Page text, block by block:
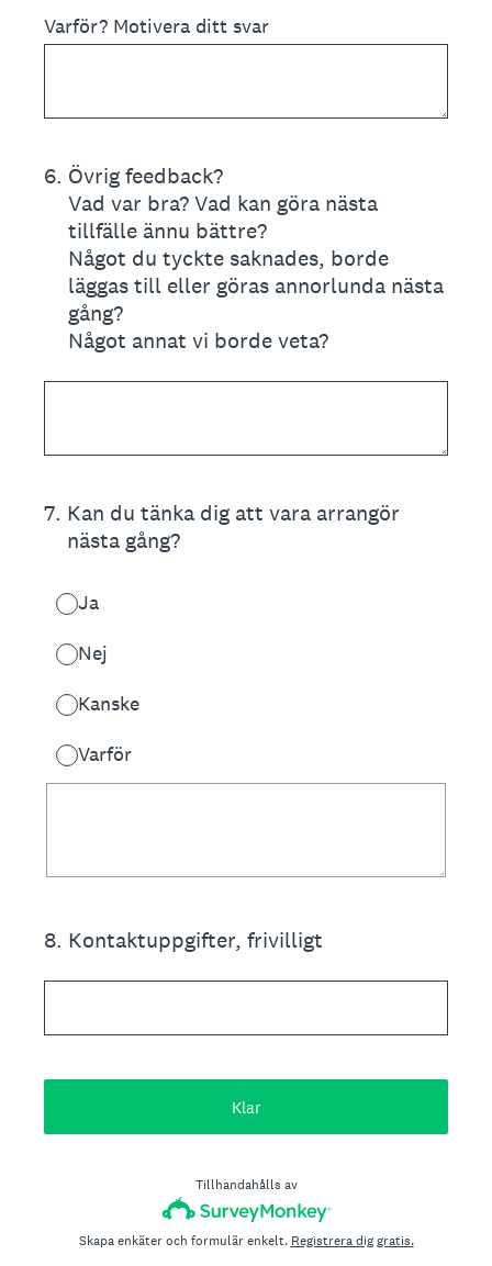
Varför? Motivera ditt svar
6. Övrig feedback?
Vad var bra? Vad kan göra nästa
tillfälle ännu bättre?
Något du tyckte saknades, borde
läggas till eller göras annorlunda nästa
gång?
Något annat vi borde veta?
7. Kan du tänka dig att vara arrangör
nästa gång?
Ja
Nej
Kanske
Varför
8. Kontaktuppgifter, frivilligt
Klar
Tillhandahålls av
Skapa enkäter och formulär enkelt. Registrera dig gratis.